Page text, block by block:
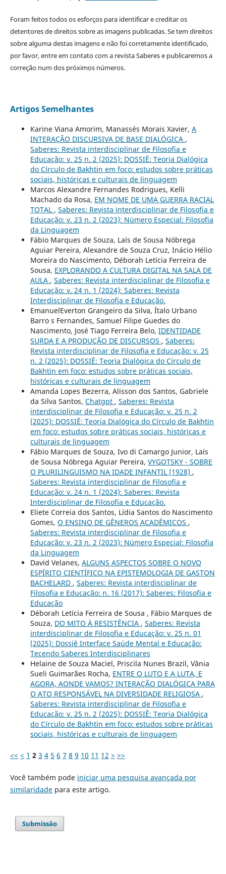
Foram feitos todos os esforços para identificar e creditar os
detentores de direitos sobre as imagens publicadas. Se tem direitos
sobre alguma destas imagens e não foi corretamente identificado,
por favor, entre em contato com a revista Saberes e publicaremos a
correção num dos próximos números.
Artigos Semelhantes
Karine Viana Amorim, Manassés Morais Xavier, A
INTERAÇÃO DISCURSIVA DE BASE DIALÓGICA ,
Saberes: Revista interdisciplinar de Filosofia e
Educação: v. 25 n. 2 (2025): DOSSIÊ: Teoria Dialógica
do Círculo de Bakhtin em foco: estudos sobre práticas
sociais, históricas e culturais de linguagem
Marcos Alexandre Fernandes Rodrigues, Kelli
Machado da Rosa, EM NOME DE UMA GUERRA RACIAL
TOTAL , Saberes: Revista interdisciplinar de Filosofia e
Educação: v. 23 n. 2 (2023): Número Especial: Filosofia
da Linguagem
Fábio Marques de Souza, Laís de Sousa Nóbrega
Aguiar Pereira, Alexandre de Souza Cruz, Inácio Hélio
Moreira do Nascimento, Déborah Letícia Ferreira de
Sousa, EXPLORANDO A CULTURA DIGITAL NA SALA DE
AULA , Saberes: Revista interdisciplinar de Filosofia e
Educação: v. 24 n. 1 (2024): Saberes: Revista
Interdisciplinar de Filosofia e Educação.
EmanuelEverton Grangeiro da Silva, Ítalo Urbano
Barro s Fernandes, Samuel Filipe Guedes do
Nascimento, José Tiago Ferreira Belo, IDENTIDADE
SURDA E A PRODUÇÃO DE DISCURSOS , Saberes:
Revista interdisciplinar de Filosofia e Educação: v. 25
n. 2 (2025): DOSSIÊ: Teoria Dialógica do Círculo de
Bakhtin em foco: estudos sobre práticas sociais,
históricas e culturais de linguagem
Amanda Lopes Bezerra, Alisson dos Santos, Gabriele
da Silva Santos, Chatgpt , Saberes: Revista
interdisciplinar de Filosofia e Educação: v. 25 n. 2
(2025): DOSSIÊ: Teoria Dialógica do Círculo de Bakhtin
em foco: estudos sobre práticas sociais, históricas e
culturais de linguagem
Fábio Marques de Souza, Ivo di Camargo Junior, Laís
de Sousa Nóbrega Aguiar Pereira, VYGOTSKY - SOBRE
O PLURILINGUISMO NA IDADE INFANTIL (1928) ,
Saberes: Revista interdisciplinar de Filosofia e
Educação: v. 24 n. 1 (2024): Saberes: Revista
Interdisciplinar de Filosofia e Educação.
Eliete Correia dos Santos, Lídia Santos do Nascimento
Gomes, O ENSINO DE GÊNEROS ACADÊMICOS ,
Saberes: Revista interdisciplinar de Filosofia e
Educação: v. 23 n. 2 (2023): Número Especial: Filosofia
da Linguagem
David Velanes, ALGUNS ASPECTOS SOBRE O NOVO
ESPÍRITO CIENTÍFICO NA EPISTEMOLOGIA DE GASTON
BACHELARD , Saberes: Revista interdisciplinar de
Filosofia e Educação: n. 16 (2017): Saberes: Filosofia e
Educação
Déborah Letícia Ferreira de Sousa , Fábio Marques de
Souza, DO MITO À RESISTÊNCIA , Saberes: Revista
interdisciplinar de Filosofia e Educação: v. 25 n. 01
(2025): Dossiê Interface Saúde Mental e Educação:
Tecendo Saberes Interdisciplinares
Helaine de Souza Maciel, Priscila Nunes Brazil, Vânia
Sueli Guimarães Rocha, ENTRE O LUTO E A LUTA, E
AGORA, AONDE VAMOS? INTERAÇÃO DIALÓGICA PARA
O ATO RESPONSÁVEL NA DIVERSIDADE RELIGIOSA ,
Saberes: Revista interdisciplinar de Filosofia e
Educação: v. 25 n. 2 (2025): DOSSIÊ: Teoria Dialógica
do Círculo de Bakhtin em foco: estudos sobre práticas
sociais, históricas e culturais de linguagem
<< < 1 2 3 4 5 6 7 8 9 10 11 12 > >>
Você também pode iniciar uma pesquisa avançada por
similaridadepara este artigo.
Submissão